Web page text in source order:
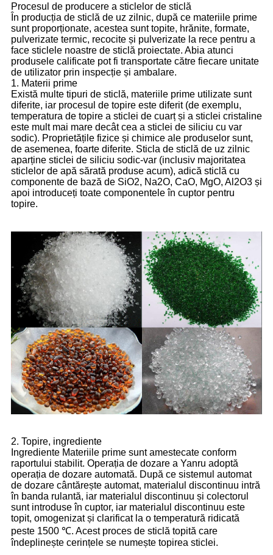
Procesul de producere a sticlelor de sticlă
În producția de sticlă de uz zilnic, după ce materiile prime
sunt proporționate, acestea sunt topite, hrănite, formate,
pulverizate termic, recocite și pulverizate la rece pentru a
face sticlele noastre de sticlă proiectate. Abia atunci
produsele calificate pot fi transportate către fiecare unitate
de utilizator prin inspecție și ambalare.
1. Materii prime
Există multe tipuri de sticlă, materiile prime utilizate sunt
diferite, iar procesul de topire este diferit (de exemplu,
temperatura de topire a sticlei de cuarț și a sticlei cristaline
este mult mai mare decât cea a sticlei de siliciu cu var
sodic). Proprietățile fizice și chimice ale produselor sunt,
de asemenea, foarte diferite. Sticla de sticlă de uz zilnic
aparține sticlei de siliciu sodic-var (inclusiv majoritatea
sticlelor de apă sărată produse acum), adică sticlă cu
componente de bază de SiO2, Na2O, CaO, MgO, Al2O3 și
apoi introduceți toate componentele în cuptor pentru
topire.
2. Topire, ingrediente
Ingrediente Materiile prime sunt amestecate conform
raportului stabilit. Operația de dozare a Yanru adoptă
operația de dozare automată. După ce sistemul automat
de dozare cântărește automat, materialul discontinuu intră
în banda rulantă, iar materialul discontinuu și colectorul
sunt introduse în cuptor, iar materialul discontinuu este
topit, omogenizat și clarificat la o temperatură ridicată
peste 1500 ℃. Acest proces de sticlă topită care
îndeplinește cerințele se numește topirea sticlei.